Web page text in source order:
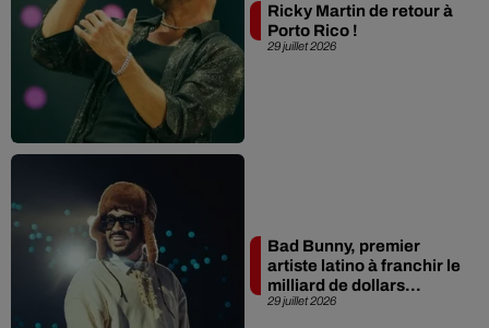
29 juillet 2026
Ricky Martin de retour à
Porto Rico !
29 juillet 2026
Bad Bunny, premier
artiste latino à franchir le
milliard de dollars...